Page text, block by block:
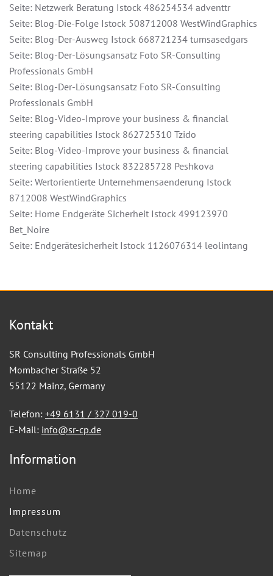
Seite: Netzwerk Beratung Istock 486254534 adventtr
Seite: Blog-Die-Folge Istock 508712008 WestWindGraphics
Seite: Blog-Der-Ausweg Istock 668721234 tumsasedgars
Seite: Blog-Der-Lösungsansatz Foto SR-Consulting
Professionals GmbH
Seite: Blog-Der-Lösungsansatz Foto SR-Consulting
Professionals GmbH
Seite: Blog-Video-Improve your business & financial
steering capabilities Istock 862725310 Tzido
Seite: Blog-Video-Improve your business & financial
steering capabilities Istock 832285728 Peshkova
Seite: Wertorientierte Unternehmensaenderung Istock
8712008 WestWindGraphics
Seite: Home Endgeräte Sicherheit Istock 499123970
Bet_Noire
Seite: Endgerätesicherheit Istock 1126076314 leolintang
Kontakt
SR Consulting Professionals GmbH
Mombacher Straße 52
55122 Mainz, Germany
Telefon: +49 6131 / 327 019-0
E-Mail: info@sr-cp.de
Information
Home
Impressum
Datenschutz
Sitemap